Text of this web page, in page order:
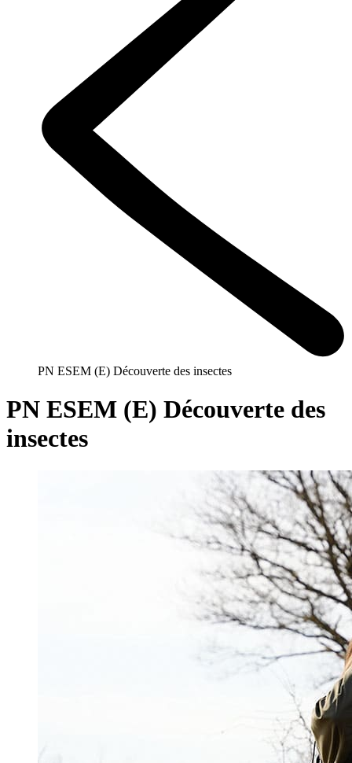
PN ESEM (E) Découverte des insectes
PN ESEM (E) Découverte des
insectes